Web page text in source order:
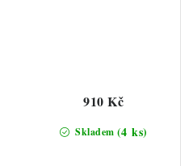
Skladem (4 ks)
910 Kč